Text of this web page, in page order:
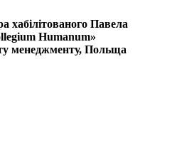
хабілітованого Павела
Humanum»
менеджменту, Польща